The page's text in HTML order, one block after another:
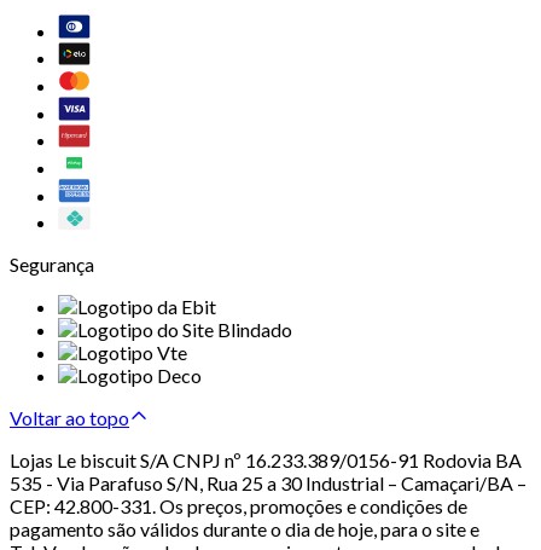
Segurança
Voltar ao topo
Lojas Le biscuit S/A CNPJ nº 16.233.389/0156-91 Rodovia BA
535 - Via Parafuso S/N, Rua 25 a 30 Industrial – Camaçari/BA –
CEP: 42.800-331. Os preços, promoções e condições de
pagamento são válidos durante o dia de hoje, para o site e